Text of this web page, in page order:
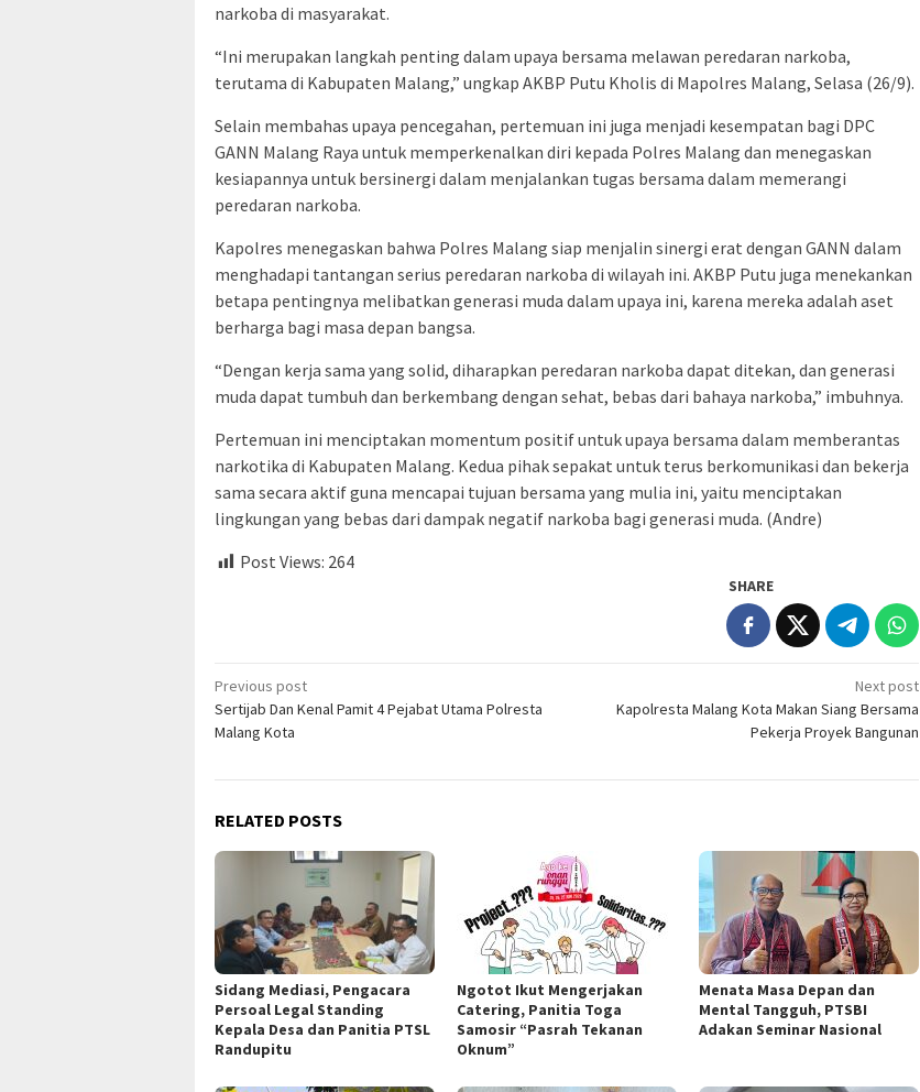
narkoba di masyarakat.
“Ini merupakan langkah penting dalam upaya bersama melawan peredaran narkoba,
terutama di Kabupaten Malang,” ungkap AKBP Putu Kholis di Mapolres Malang, Selasa (26/9).
Selain membahas upaya pencegahan, pertemuan ini juga menjadi kesempatan bagi DPC
GANN Malang Raya untuk memperkenalkan diri kepada Polres Malang dan menegaskan
kesiapannya untuk bersinergi dalam menjalankan tugas bersama dalam memerangi
peredaran narkoba.
Kapolres menegaskan bahwa Polres Malang siap menjalin sinergi erat dengan GANN dalam
menghadapi tantangan serius peredaran narkoba di wilayah ini. AKBP Putu juga menekankan
betapa pentingnya melibatkan generasi muda dalam upaya ini, karena mereka adalah aset
berharga bagi masa depan bangsa.
“Dengan kerja sama yang solid, diharapkan peredaran narkoba dapat ditekan, dan generasi
muda dapat tumbuh dan berkembang dengan sehat, bebas dari bahaya narkoba,” imbuhnya.
Pertemuan ini menciptakan momentum positif untuk upaya bersama dalam memberantas
narkotika di Kabupaten Malang. Kedua pihak sepakat untuk terus berkomunikasi dan bekerja
sama secara aktif guna mencapai tujuan bersama yang mulia ini, yaitu menciptakan
lingkungan yang bebas dari dampak negatif narkoba bagi generasi muda. (Andre)
Post Views: 264
SHARE
Post
navigation
Previous post
Sertijab Dan Kenal Pamit 4 Pejabat Utama Polresta
Malang Kota
Next post
Kapolresta Malang Kota Makan Siang Bersama
Pekerja Proyek Bangunan
RELATED POSTS
Sidang Mediasi, Pengacara
Persoal Legal Standing
Kepala Desa dan Panitia PTSL
Randupitu
Ngotot Ikut Mengerjakan
Catering, Panitia Toga
Samosir “Pasrah Tekanan
Oknum”
Menata Masa Depan dan
Mental Tangguh, PTSBI
Adakan Seminar Nasional